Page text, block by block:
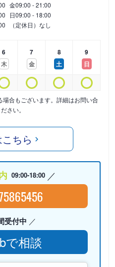
金09:00 - 21:00
日09:00 - 18:00
（定休日）なし
6
木
7
金
8
土
9
日
合もございます。詳細はお問い合
さい。
ちら
09:00-18:00
受付中
で相談